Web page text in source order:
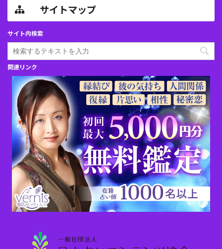
サイトマップ
サイト内検索
関連リンク